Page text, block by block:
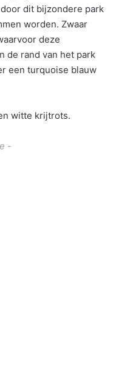
dit bijzondere park
worden. Zwaar
deze
de rand van het park
een turquoise blauw
witte krijtrots.
-